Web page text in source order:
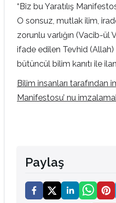
“Biz bu Yaratılış
O sonsuz, mutlak ilim,
zorunlu varlığın (Vacib-ül
ifade edilen Tevhid
bütüncül bilim kanıtı ile
Bilim insanları tarafından
Manifestosu’ nu
Paylaş